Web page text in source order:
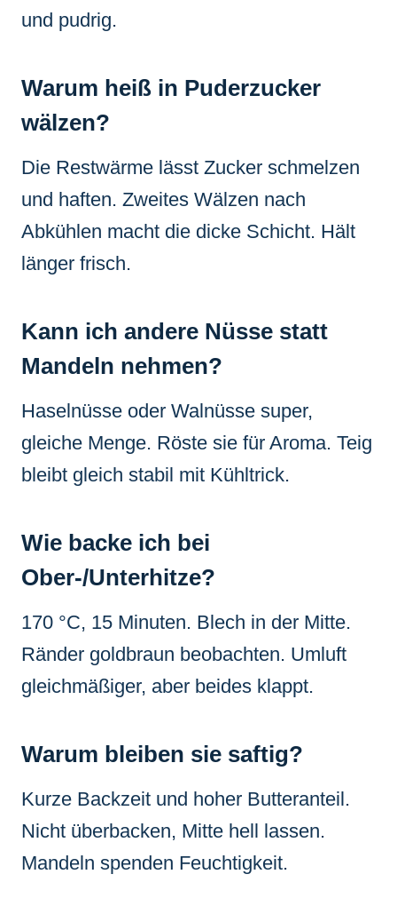
und pudrig.
Warum heiß in Puderzucker
wälzen?
Die Restwärme lässt Zucker schmelzen
und haften. Zweites Wälzen nach
Abkühlen macht die dicke Schicht. Hält
länger frisch.
Kann ich andere Nüsse statt
Mandeln nehmen?
Haselnüsse oder Walnüsse super,
gleiche Menge. Röste sie für Aroma. Teig
bleibt gleich stabil mit Kühltrick.
Wie backe ich bei
Ober-/Unterhitze?
170 °C, 15 Minuten. Blech in der Mitte.
Ränder goldbraun beobachten. Umluft
gleichmäßiger, aber beides klappt.
Warum bleiben sie saftig?
Kurze Backzeit und hoher Butteranteil.
Nicht überbacken, Mitte hell lassen.
Mandeln spenden Feuchtigkeit.